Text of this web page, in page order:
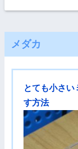
メダカ
とても小さ
す方法